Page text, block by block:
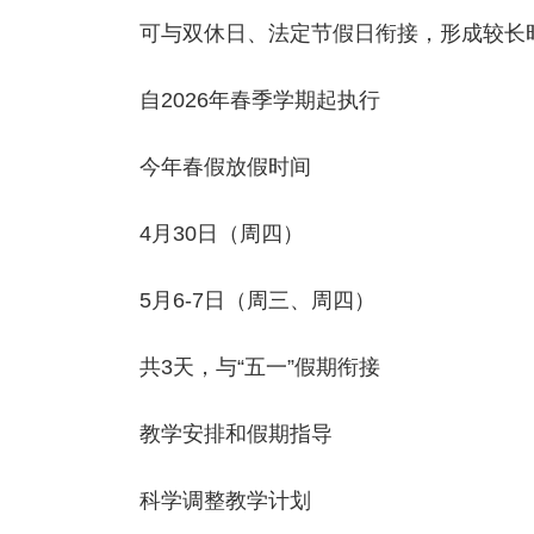
可与双休日、法定节假日衔接，形成较长
自2026年春季学期起执行
今年春假放假时间
4月30日（周四）
5月6-7日（周三、周四）
共3天，与“五一”假期衔接
教学安排和假期指导
科学调整教学计划